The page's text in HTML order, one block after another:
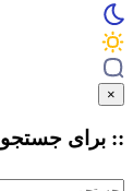
×
:: برای جستجو